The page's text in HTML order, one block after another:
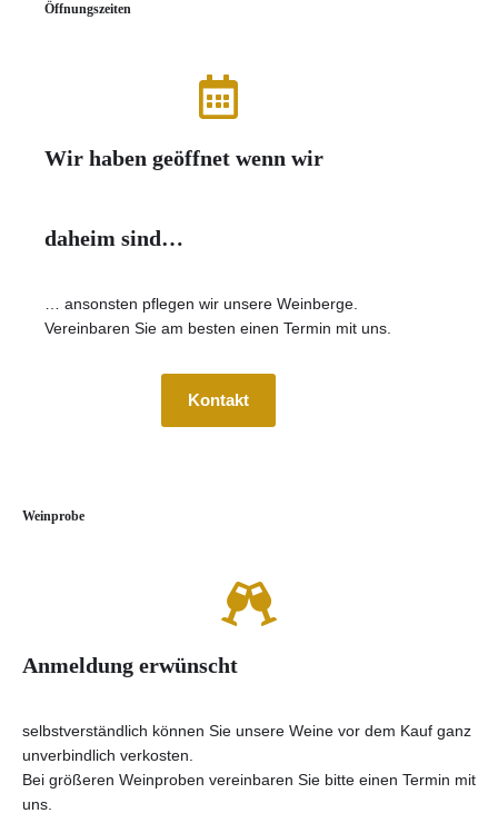
Öffnungszeiten
Wir haben geöffnet wenn wir
daheim sind…
… ansonsten pflegen wir unsere Weinberge.
Vereinbaren Sie am besten einen Termin mit uns.
Kontakt
Weinprobe
Anmeldung erwünscht
selbstverständlich können Sie unsere Weine vor dem Kauf ganz
unverbindlich verkosten.
Bei größeren Weinproben vereinbaren Sie bitte einen Termin mit
uns.